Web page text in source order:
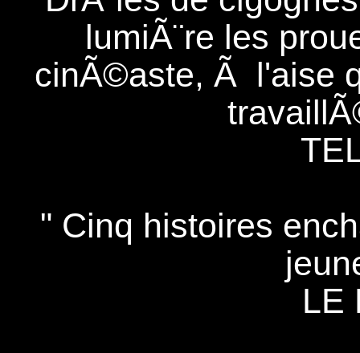
lumiÃ¨re les
cinÃ©aste, Ã l'aise
" Cinq histoires
LE